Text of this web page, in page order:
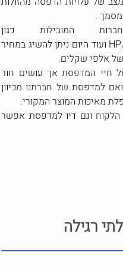
המובילות כגון
: HP,Brother,samsung,xerox,oki,epson ועוד היום ניתן להשיג במחיר
חיי המדפסת אך עושים חור
למדפסת של חברתנו מכיוון
מאיכות המוצר המקורי.
וגם דיו למדפסת אפשר
רגילה